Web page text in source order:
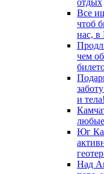
отдых
Все
чтоб
нас, в
чем
и тела!
любые
Юг
Над